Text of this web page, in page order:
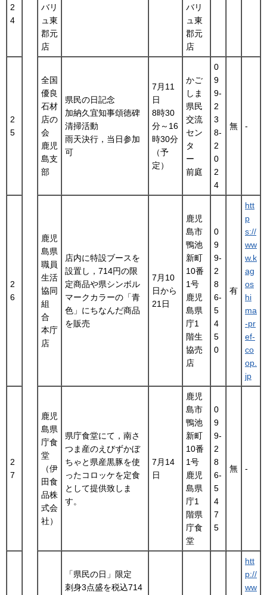
2
4
バリ
ュ東
郡元
店
バリ
ュ東
郡元
店
2
5
全国
優良
石材
店の
会
鹿児
島支
部
県民の日記念
加納久宜知事頌徳碑
清掃活動
雨天決行，当日参加
可
7月11
日
8時30
分～16
時30分
（予
定）
かご
しま
県民
交流
セン
タ
ー
前庭
0
9
9-
2
3
8-
2
0
2
4
無 -
2
6
鹿児
島県
職員
生活
協同
組
合
本庁
店
店内に特設ブースを
設置し，714円の限
定商品や県シンボル
マークカラーの「青
色」にちなんだ商品
を販売
7月10
日から
21日
鹿児
島市
鴨池
新町
10番
1号
鹿児
島県
庁1
階生
協売
店
0
9
9-
2
8
6-
5
4
5
0
有
htt
p
s://
ww
w.k
ag
os
hi
ma
-pr
ef-
co
op.
jp
2
7
鹿児
島県
庁食
堂
（伊
田食
品株
式会
社）
県庁食堂にて，南さ
つま産のえびずかぼ
ちゃと県産黒豚を使
ったコロッケを定食
として提供致しま
す。
7月14
日
鹿児
島市
鴨池
新町
10番
1号
鹿児
島県
庁1
階県
庁食
堂
0
9
9-
2
8
6-
5
4
7
5
無 -
「県民の日」限定
刺身3点盛を税込714
htt
p://
ww